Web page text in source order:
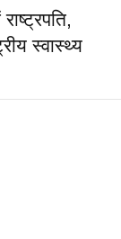
स्वास्थ्य